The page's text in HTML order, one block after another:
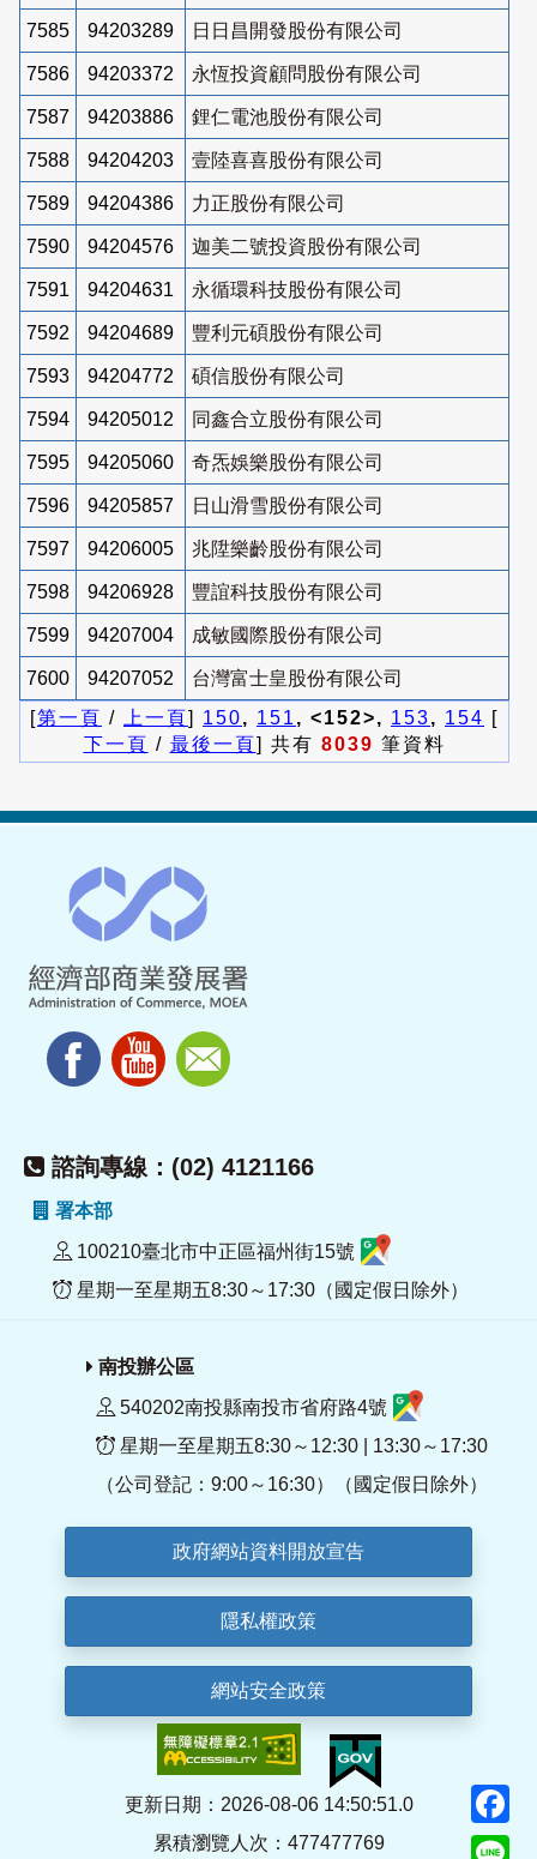
7585 94203289 日日昌開發股份有限公司
7586 94203372 永恆投資顧問股份有限公司
7587 94203886 鋰仁電池股份有限公司
7588 94204203 壹陸喜喜股份有限公司
7589 94204386 力正股份有限公司
7590 94204576 迦美二號投資股份有限公司
7591 94204631 永循環科技股份有限公司
7592 94204689 豐利元碩股份有限公司
7593 94204772 碩信股份有限公司
7594 94205012 同鑫合立股份有限公司
7595 94205060 奇炁娛樂股份有限公司
7596 94205857 日山滑雪股份有限公司
7597 94206005 兆陞樂齡股份有限公司
7598 94206928 豐誼科技股份有限公司
7599 94207004 成敏國際股份有限公司
7600 94207052
台灣富士皇股份有限公司
[第一頁 / 上一頁] 150, 151 , <152>, 153, 154 [
下一頁 / 最後一頁] 共有 8039 筆資料
諮詢專線：(02) 4121166
署本部
100210臺北市中正區福州街15號
星期一至星期五8:30～17:30（國定假日除外）
南投辦公區
540202南投縣南投市省府路4號
星期一至星期五8:30～12:30 | 13:30～17:30
（公司登記：9:00～16:30）（國定假日除外）
政府網站資料開放宣告
隱私權政策
網站安全政策
更新日期：2026-08-06 14:50:51.0
累積瀏覽人次：477477769